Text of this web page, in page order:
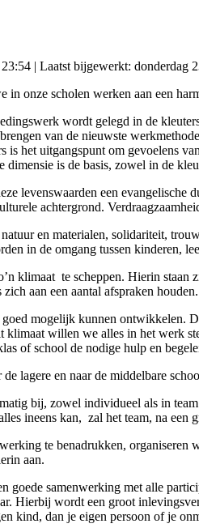
| Laatst bijgewerkt: donderdag
in onze scholen werken aan een
wordt gelegd in de
van de nieuwste
is het uitgangspunt om gevoelens
is de basis, zowel in de
levenswaarden een
achtergrond.
en materialen, solidariteit,
in de omgang tussen kinderen,
klimaat te scheppen. Hierin
aan een aantal afspraken
mogelijk kunnen ontwikkelen.
klimaat willen we alles in het werk
of school de nodige hulp en
lagere en naar de middelbare
bij, zowel individueel als in
ineens kan, zal het team, na een
te benadrukken,
aan.
goede samenwerking met alle
Hierbij wordt een groot
kind, dan je eigen persoon of je